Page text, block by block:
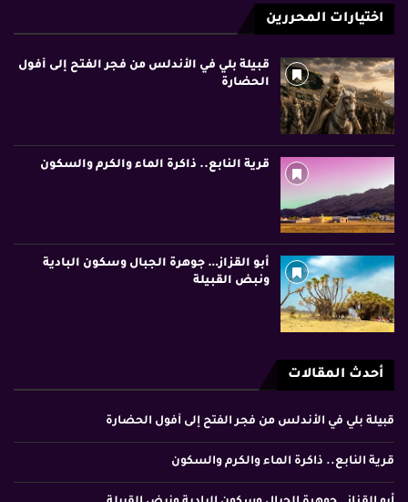
اختيارات المحررين
قبيلة بلي في الأندلس من فجر الفتح إلى أفول
الحضارة
قرية النابع.. ذاكرة الماء والكرم والسكون
أبو القزاز… جوهرة الجبال وسكون البادية
ونبض القبيلة
أحدث المقالات
قبيلة بلي في الأندلس من فجر الفتح إلى أفول الحضارة
قرية النابع.. ذاكرة الماء والكرم والسكون